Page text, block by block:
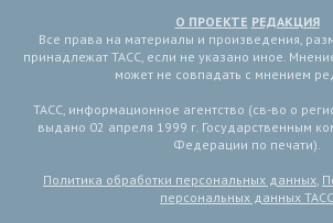
О ПРОЕКТЕ РЕДАКЦИЯ
Все права на материалы и произведения,
принадлежат ТАСС, если не указано иное.
может не совпадать с мнением
ТАСС, информационное агентство (св-во о
выдано 02 апреля 1999 г. Государственным
Федерации по печати).
Политика обработки персональных данных,
персональных данных ТАСС